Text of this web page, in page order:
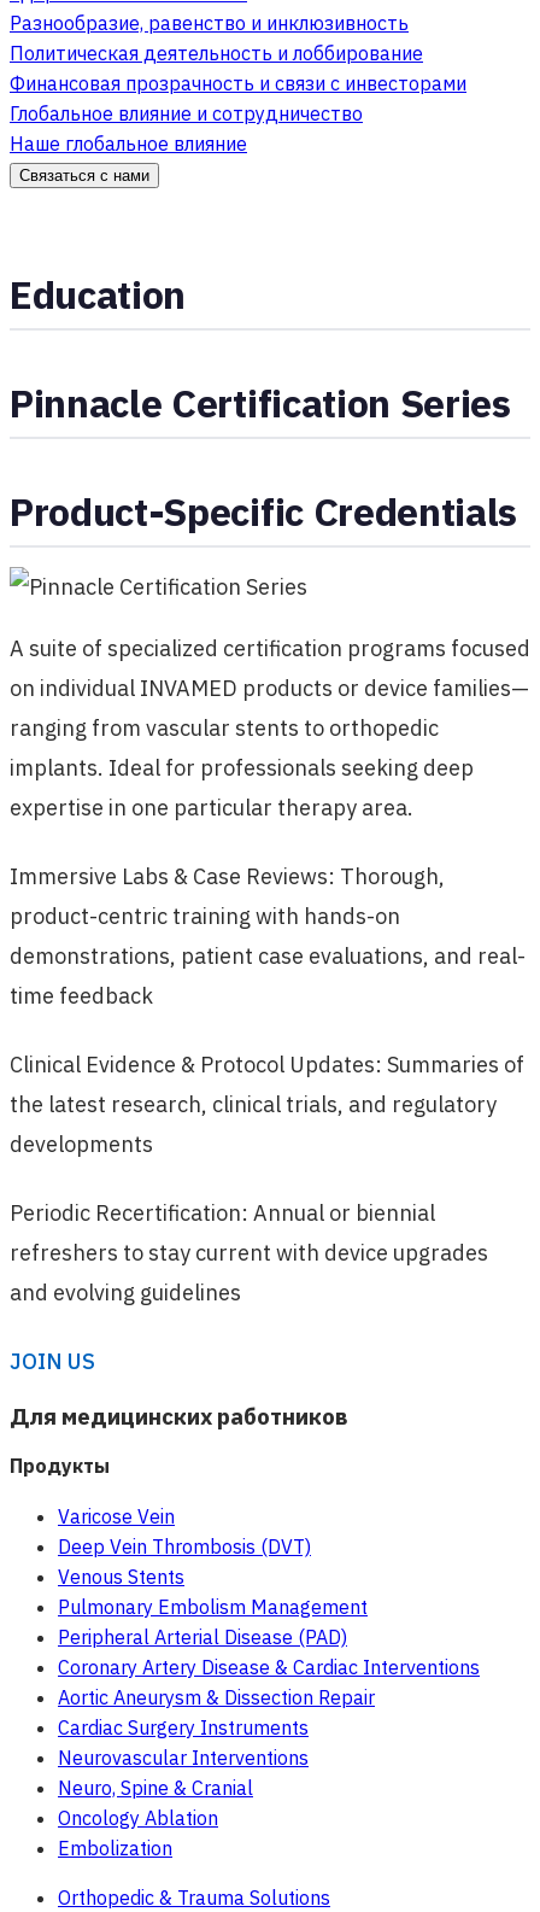
Разнообразие, равенство и инклюзивность
Политическая деятельность и лоббирование
Финансовая прозрачность и связи с инвесторами
Глобальное влияние и сотрудничество
Наше глобальное влияние
Связаться с нами
Education
Pinnacle Certification Series
Product-Specific Credentials
A suite of specialized certification programs focused
on individual INVAMED products or device families—
ranging from vascular stents to orthopedic
implants. Ideal for professionals seeking deep
expertise in one particular therapy area.
Immersive Labs & Case Reviews: Thorough,
product-centric training with hands-on
demonstrations, patient case evaluations, and real-
time feedback
Clinical Evidence & Protocol Updates: Summaries of
the latest research, clinical trials, and regulatory
developments
Periodic Recertification: Annual or biennial
refreshers to stay current with device upgrades
and evolving guidelines
JOIN US
Для медицинских работников
Продукты
Varicose Vein
Deep Vein Thrombosis (DVT)
Venous Stents
Pulmonary Embolism Management
Peripheral Arterial Disease (PAD)
Coronary Artery Disease & Cardiac Interventions
Aortic Aneurysm & Dissection Repair
Cardiac Surgery Instruments
Neurovascular Interventions
Neuro, Spine & Cranial
Oncology Ablation
Embolization
Orthopedic & Trauma Solutions